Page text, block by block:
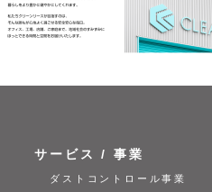
サービス / 事業
ダストコントロール事業